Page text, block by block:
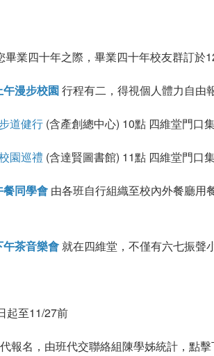
畢業四十年之際，畢業四十年校友群訂
午漫步校園行程有二，得視個人體力自由
道健行 (含產創總中心) 10點 四維堂門口
園巡禮 (含達賢圖書館) 11點 四維堂門口
餐同學會 由各班自行組織至校內外餐廳
午茶音樂會就在四維堂，不僅有六七振聲
起至11/27前
報名，由班代交聯絡組陳學姊統計，點